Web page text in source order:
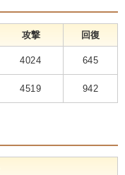
攻撃 回復
4024 645
4519 942